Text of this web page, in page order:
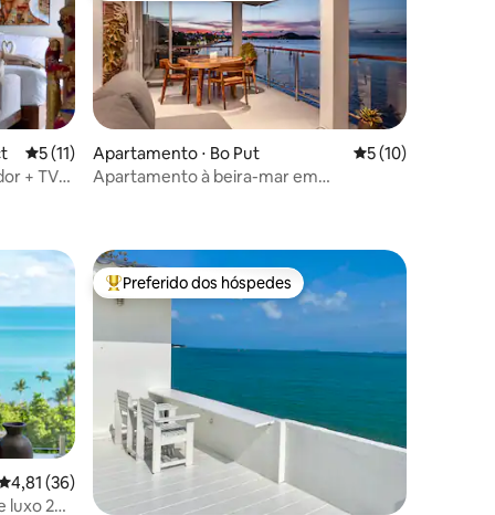
5 de uma avaliação média de 5, 11 avaliações
5 (11)
+ TV
Apartamento ⋅ Bo Put 5 de uma
5 (10)
Apartamento à beira-mar em
de uma avaliação média de 5, 36 avaliações
4,81 (36)
2BR
Entre os melhores preferidos dos hóspedes
Preferido dos hóspedes